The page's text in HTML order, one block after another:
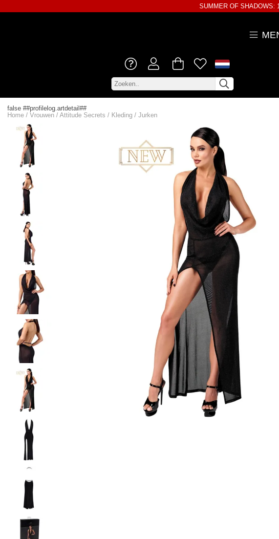
SUMMER OF SHADOWS:
false ##profilelog.artdetail##
Home / Vrouwen / Attitude Secrets / Kleding / Jurken